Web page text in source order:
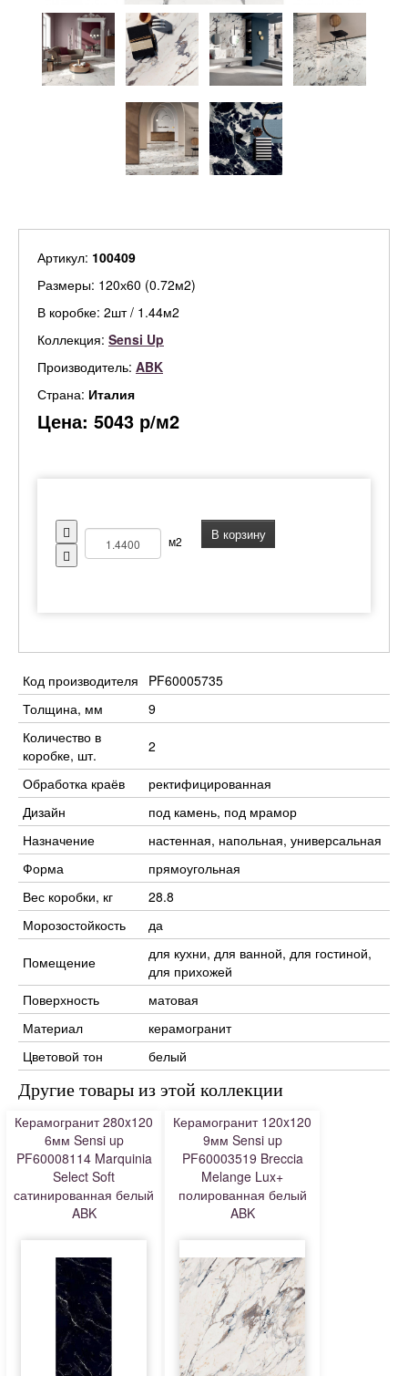
Артикул: 100409
Размеры: 120х60 (0.72м2)
В коробке: 2шт / 1.44м2
Коллекция: Sensi Up
Производитель: ABK
Страна: Италия
Цена: 5043 р/м2
м2 В корзину
Код производителя
PF60005735
Толщина, мм
9
Количество в
коробке, шт.
2
Обработка краёв
ректифицированная
Дизайн
под камень, под мрамор
Назначение
настенная, напольная, универсальная
Форма
прямоугольная
Вес коробки, кг
28.8
Морозостойкость
да
Помещение
для кухни, для ванной, для гостиной,
для прихожей
Поверхность
матовая
Материал
керамогранит
Цветовой тон
белый
Другие товары из этой коллекции
Керамогранит 280x120
6мм Sensi up
PF60008114 Marquinia
Select Soft
сатинированная белый
ABK
Керамогранит 120x120
9мм Sensi up
PF60003519 Breccia
Melange Lux+
полированная белый
ABK